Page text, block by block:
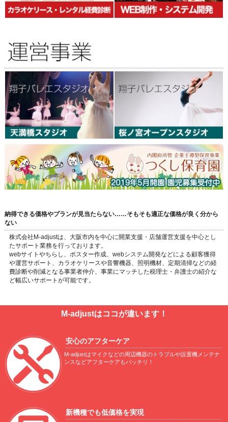
納得できる価格やプランが見当たらない……そもそも適正な価格が良く分から
ない
株式会社M-adjustは、大阪市内を中心に開業支援・店舗運営支援を中心とし
たサポート業務を行っております。
webサイトやちらし、ポスター作成、webシステム開発などによる顧客獲得
や運営サポート、カラオケリースや音響機器、照明機材、定期清掃などの経
費診断や削減となる事業者仲介、事業にマッチした税理士・弁護士の紹介な
ど幅広いサポートが可能です。
M-adjustはココが違います！
安心のアフターケア
M-adjustはマイクなどの周辺機器のトラブルや設置機メンテナ
ンスなどアフターケアもバッチリ！
新機種でも低価格を実現